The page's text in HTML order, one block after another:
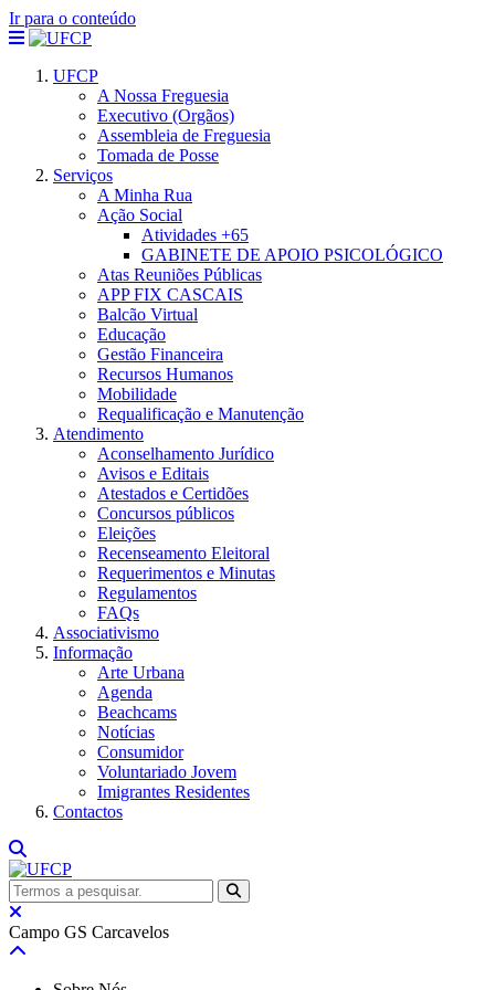
Ir para o conteúdo
UFCP
A Nossa Freguesia
Executivo (Orgãos)
Assembleia de Freguesia
Tomada de Posse
Serviços
A Minha Rua
Ação Social
Atividades +65
GABINETE DE APOIO PSICOLÓGICO
Atas Reuniões Públicas
APP FIX CASCAIS
Balcão Virtual
Educação
Gestão Financeira
Recursos Humanos
Mobilidade
Requalificação e Manutenção
Atendimento
Aconselhamento Jurídico
Avisos e Editais
Atestados e Certidões
Concursos públicos
Eleições
Recenseamento Eleitoral
Requerimentos e Minutas
Regulamentos
FAQs
Associativismo
Informação
Arte Urbana
Agenda
Beachcams
Notícias
Consumidor
Voluntariado Jovem
Imigrantes Residentes
Contactos
Campo GS Carcavelos